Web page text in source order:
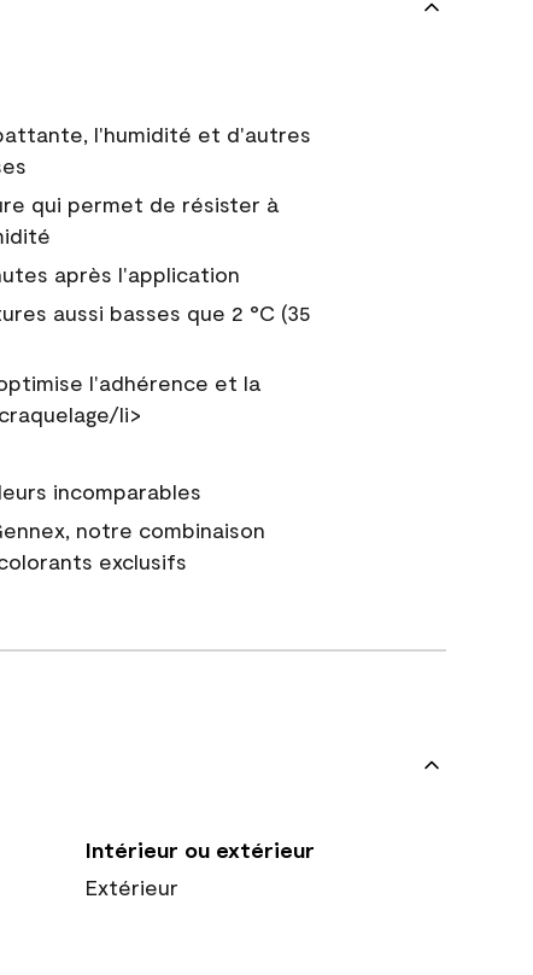
l'humidité et d'autres
qui permet de résister à
après l'application
aussi basses que 2 °C (35
l'adhérence et la
li>
incomparables
notre combinaison
exclusifs
Intérieur ou extérieur
Extérieur